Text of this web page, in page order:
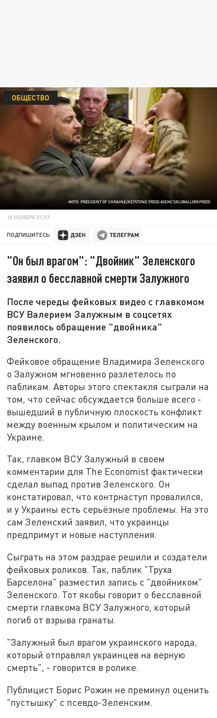
ФОТО: PRESIDENT OF UKRAINE/KEYSTONE PRESS AGENCY/GLOBALLOOKPRESS
ОБЩЕСТВО
10 НОЯБРЯ 21:57
ПОДПИШИТЕСЬ:
"Он был врагом": "Двойник" Зеленского
заявил о бесславной смерти Залужного
После череды фейковых видео с главкомом
ВСУ Валерием Залужным в соцсетях
появилось обращение "двойника"
Зеленского.
Фейковое обращение Владимира Зеленского
о Залужном мгновенно разлетелось по
пабликам. Авторы этого спектакля сыграли на
том, что сейчас обсуждается больше всего -
вышедший в публичную плоскость конфликт
между военным крылом и политическим на
Украине.
Так, главком ВСУ Залужный в своем
комментарии для The Economist фактически
сделал выпад против Зеленского. Он
констатировал, что контрнаступ провалился,
и у Украины есть серьёзные проблемы. На это
сам Зеленский заявил, что украинцы
предпримут и новые наступления.
Сыграть на этом раздрае решили и создатели
фейковых роликов. Так, паблик "Труха
Барселона" разместил запись с "двойником"
Зеленского. Тот якобы говорит о бесславной
смерти главкома ВСУ Залужного, который
погиб от взрыва гранаты.
"Залужный был врагом украинского народа,
который отправлял украинцев на верную
смерть", - говорится в ролике.
Публицист Борис Рожин не преминул оценить
"пустышку" с псевдо-Зеленским.